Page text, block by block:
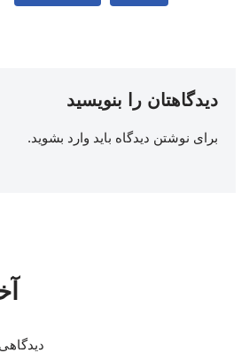
دیدگاهتان را بنویسید
برای نوشتن دیدگاه باید وارد بشوید.